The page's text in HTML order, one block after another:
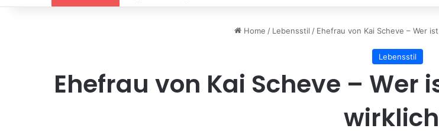
Home / Lebensstil / Ehefrau von Kai Scheve – Wer
Lebensstil
Ehefrau von Kai Scheve – Wer